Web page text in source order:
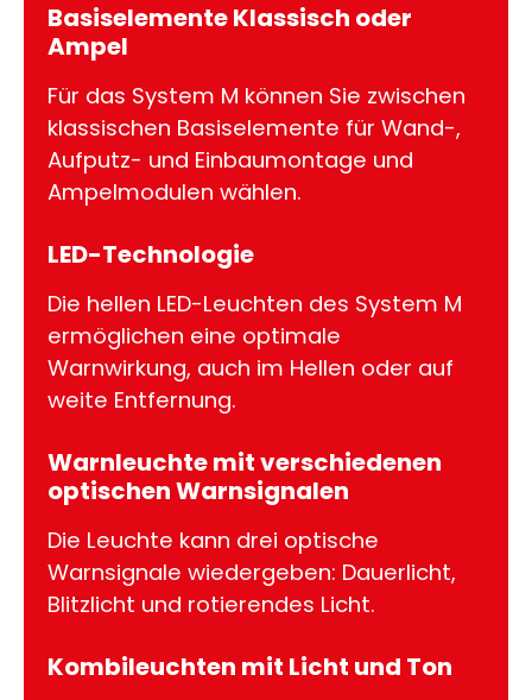
Basiselemente Klassisch oder
Ampel
Für das System M können Sie zwischen
klassischen Basiselemente für Wand-,
Aufputz- und Einbaumontage und
Ampelmodulen wählen.
LED-Technologie
Die hellen LED-Leuchten des System M
ermöglichen eine optimale
Warnwirkung, auch im Hellen oder auf
weite Entfernung.
Warnleuchte mit verschiedenen
optischen Warnsignalen
Die Leuchte kann drei optische
Warnsignale wiedergeben: Dauerlicht,
Blitzlicht und rotierendes Licht.
Kombileuchten mit Licht und Ton